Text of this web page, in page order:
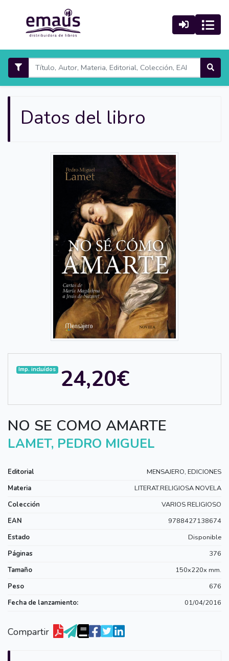
Datos del libro
NO SE COMO AMARTE
LAMET, PEDRO MIGUEL
Editorial
MENSAJERO, EDICIONES
Materia
LITERAT.RELIGIOSA NOVELA
Colección
VARIOS RELIGIOSO
EAN
9788427138674
Estado
Disponible
Páginas
376
Tamaño
150x220x mm.
Peso
676
Fecha de lanzamiento:
01/04/2016
Compartir
Imp. incluídos 24,20€